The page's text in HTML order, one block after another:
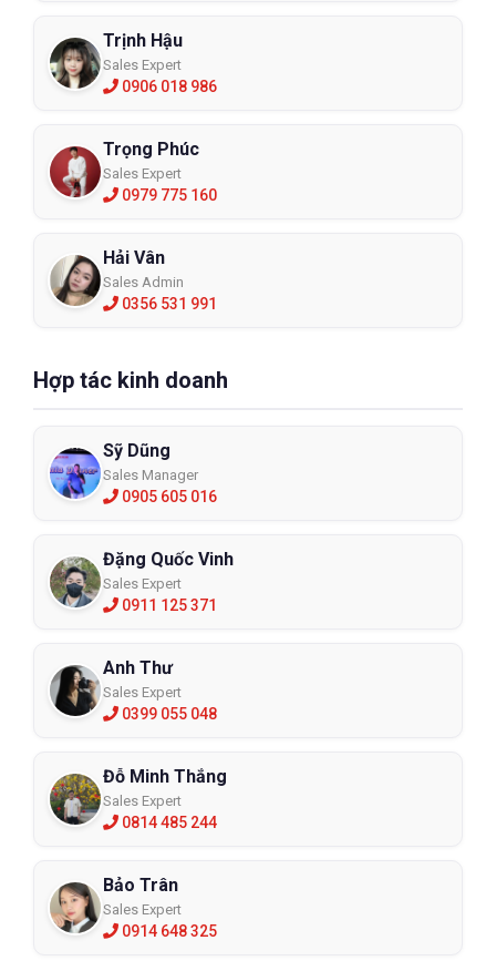
Trịnh Hậu
Sales Expert
0906 018 986
Trọng Phúc
Sales Expert
0979 775 160
Hải Vân
Sales Admin
0356 531 991
Hợp tác kinh doanh
Sỹ Dũng
Sales Manager
0905 605 016
Đặng Quốc Vinh
Sales Expert
0911 125 371
Anh Thư
Sales Expert
0399 055 048
Đỗ Minh Thắng
Sales Expert
0814 485 244
Bảo Trân
Sales Expert
0914 648 325